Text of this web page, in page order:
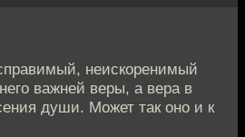
неискоренимый
важней веры, а вера в
души. Может так оно и к